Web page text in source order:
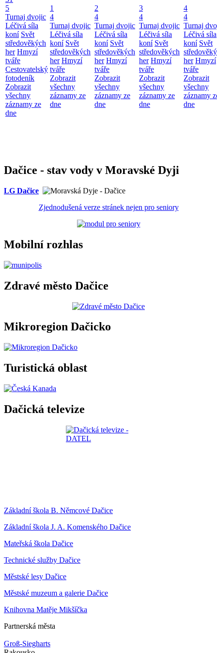
5
Turnaj dvojic
Léčivá síla
koní Svět
středověkých
her Hmyzí
tváře
Cestovatelský
fotodeník
Zobrazit
všechny
záznamy ze
dne
1
4
Turnaj dvojic
Léčivá síla
koní Svět
středověkých
her Hmyzí
tváře
Zobrazit
všechny
záznamy ze
dne
2
4
Turnaj dvojic
Léčivá síla
koní Svět
středověkých
her Hmyzí
tváře
Zobrazit
všechny
záznamy ze
dne
3
4
Turnaj dvojic
Léčivá síla
koní Svět
středověkých
her Hmyzí
tváře
Zobrazit
všechny
záznamy ze
dne
4
4
Turnaj
Léčivá síla
koní Svět
her Hmyzí
tváře
Zobrazit
všechny
záznamy
dne
Dačice - stav vody v Moravské Dyji
LG Dačice
Zjednodušená verze stránek nejen pro seniory
Mobilní rozhlas
Zdravé město Dačice
Mikroregion Dačicko
Turistická oblast
Dačická televize
Základní škola B. Němcové Dačice
Základní škola J. A. Komenského Dačice
Mateřská škola Dačice
Technické služby Dačice
Městské lesy Dačice
Městské muzeum a galerie Dačice
Knihovna Matěje Mikšíčka
Partnerská města
Groß-Siegharts